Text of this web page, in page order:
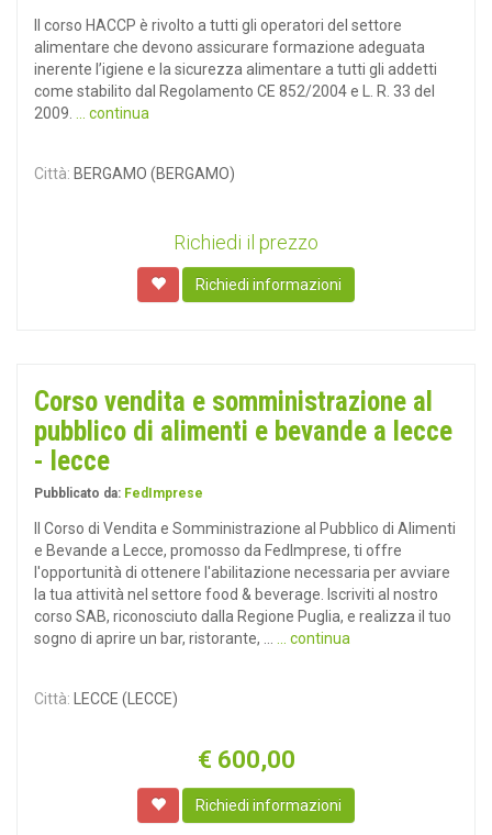
Il corso HACCP è rivolto a tutti gli operatori del settore
alimentare che devono assicurare formazione adeguata
inerente l’igiene e la sicurezza alimentare a tutti gli addetti
come stabilito dal Regolamento CE 852/2004 e L. R. 33 del
2009.
... continua
Città: BERGAMO (BERGAMO)
Richiedi il prezzo
Richiedi informazioni
Corso vendita e somministrazione al
pubblico di alimenti e bevande a lecce
- lecce
Pubblicato da: FedImprese
Il Corso di Vendita e Somministrazione al Pubblico di Alimenti
e Bevande a Lecce, promosso da FedImprese, ti offre
l'opportunità di ottenere l'abilitazione necessaria per avviare
la tua attività nel settore food & beverage. Iscriviti al nostro
corso SAB, riconosciuto dalla Regione Puglia, e realizza il tuo
sogno di aprire un bar, ristorante, ...
... continua
Città: LECCE (LECCE)
€ 600,00
Richiedi informazioni